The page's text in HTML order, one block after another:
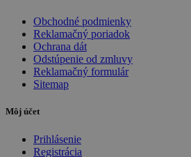
Obchodné podmienky
Reklamačný poriadok
Ochrana dát
Odstúpenie od zmluvy
Reklamačný formulár
Sitemap
Môj účet
Prihlásenie
Registrácia